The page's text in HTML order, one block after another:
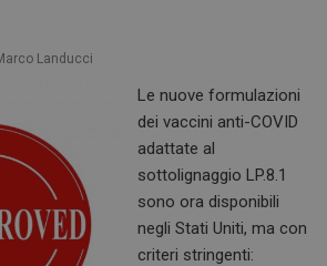
Landucci
Le nuove formulazioni
dei vaccini anti-COVID
adattate al
sottolignaggio LP.8.1
sono ora disponibili
negli Stati Uniti, ma con
criteri stringenti:
www.dailyhealthindustry.it
4